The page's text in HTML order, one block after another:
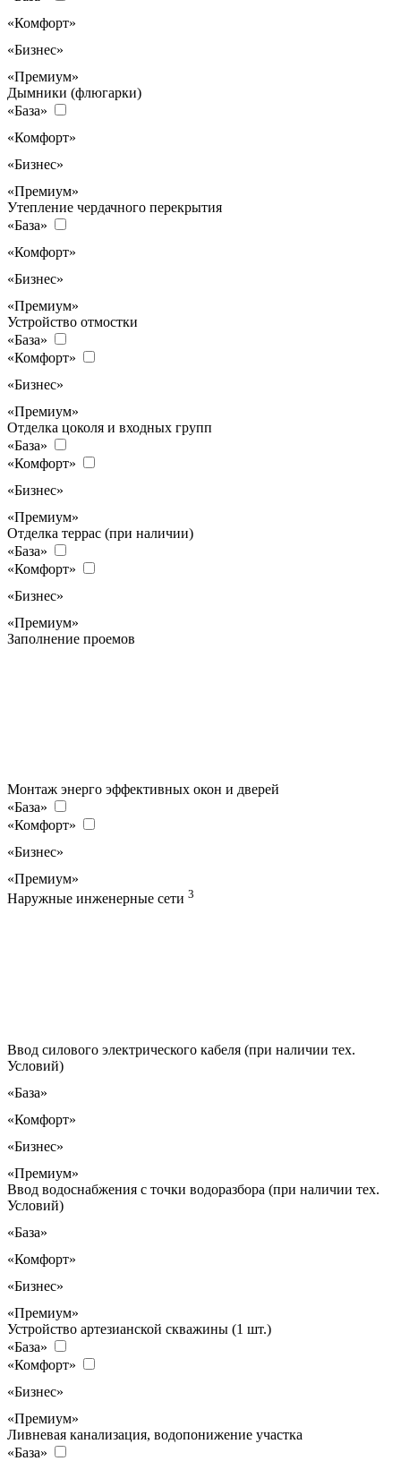
«Комфорт»
«Бизнес»
«Премиум»
Дымники (флюгарки)
«База»
«Комфорт»
«Бизнес»
«Премиум»
Утепление чердачного перекрытия
«База»
«Комфорт»
«Бизнес»
«Премиум»
Устройство отмостки
«База»
«Комфорт»
«Бизнес»
«Премиум»
Отделка цоколя и входных групп
«База»
«Комфорт»
«Бизнес»
«Премиум»
Отделка террас (при наличии)
«База»
«Комфорт»
«Бизнес»
«Премиум»
Заполнение проемов
Монтаж энерго эффективных окон и дверей
«База»
«Комфорт»
«Бизнес»
«Премиум»
Наружные инженерные сети 3
Ввод силового электрического кабеля (при наличии тех.
Условий)
«База»
«Комфорт»
«Бизнес»
«Премиум»
Ввод водоснабжения с точки водоразбора (при наличии тех.
Условий)
«База»
«Комфорт»
«Бизнес»
«Премиум»
Устройство артезианской скважины (1 шт.)
«База»
«Комфорт»
«Бизнес»
«Премиум»
Ливневая канализация, водопонижение участка
«База»